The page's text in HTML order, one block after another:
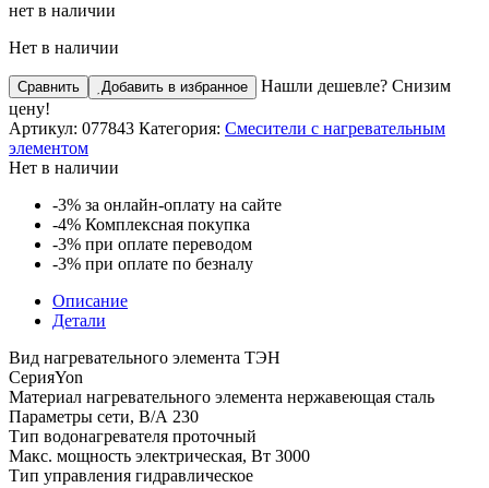
нет в наличии
Нет в наличии
Сравнить Добавить в избранное
Нашли дешевле? Снизим
цену!
Артикул: 077843 Категория: Смесители с нагревательным
элементом
Нет в наличии
-3% за онлайн-оплату на сайте
-4% Комплексная покупка
-3% при оплате переводом
-3% при оплате по безналу
Описание
Детали
Вид нагревательного элемента ТЭН
СерияYon
Материал нагревательного элемента нержавеющая сталь
Параметры сети, В/А 230
Тип водонагревателя проточный
Макс. мощность электрическая, Вт 3000
Тип управления гидравлическое